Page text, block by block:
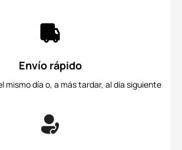
Envío rápido
mismo día o, a más tardar, al día siguiente